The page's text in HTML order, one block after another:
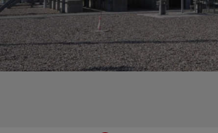
shieldRegistratie